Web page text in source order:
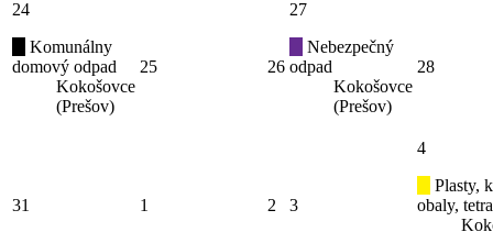
24
Komunálny
domový odpad
Kokošovce
(Prešov)
25 26
27
Nebezpečný
odpad
Kokošovce
(Prešov)
28
31 1 2 3
4
Plasty,
obaly,